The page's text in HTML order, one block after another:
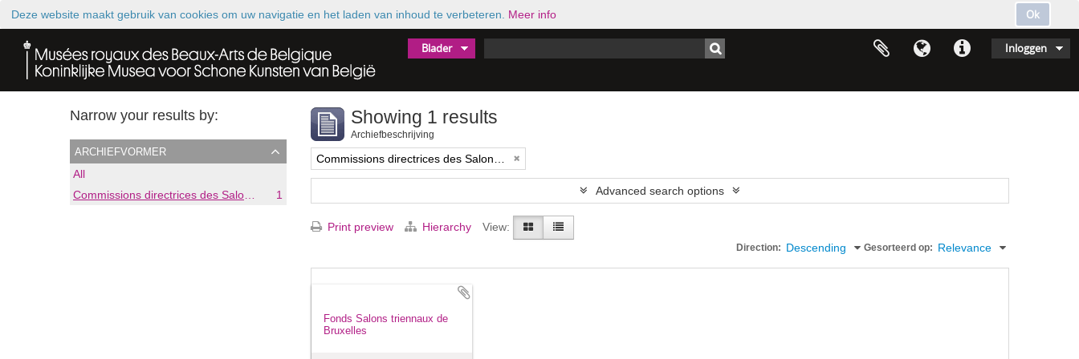
Ok
Deze website maakt gebruik van cookies om uw navigatie en het laden van inhoud te verbeteren. Meer info
Inloggen
Blader
Narrow your results by:
archiefvormer
All
1
Showing 1 results
Archiefbeschrijving
Advanced search options
Print preview Hierarchy View:
Gesorteerd op: Relevance
Direction: Descending
Fonds Salons triennaux de
Bruxelles